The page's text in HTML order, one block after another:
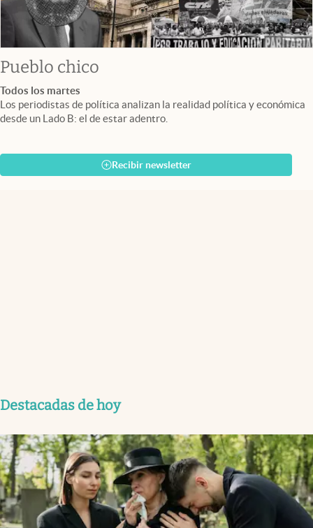
Pueblo chico
Todos los martes
Los periodistas de política analizan la realidad política y económica
desde un Lado B: el de estar adentro.
Recibir newsletter
Destacadas de hoy